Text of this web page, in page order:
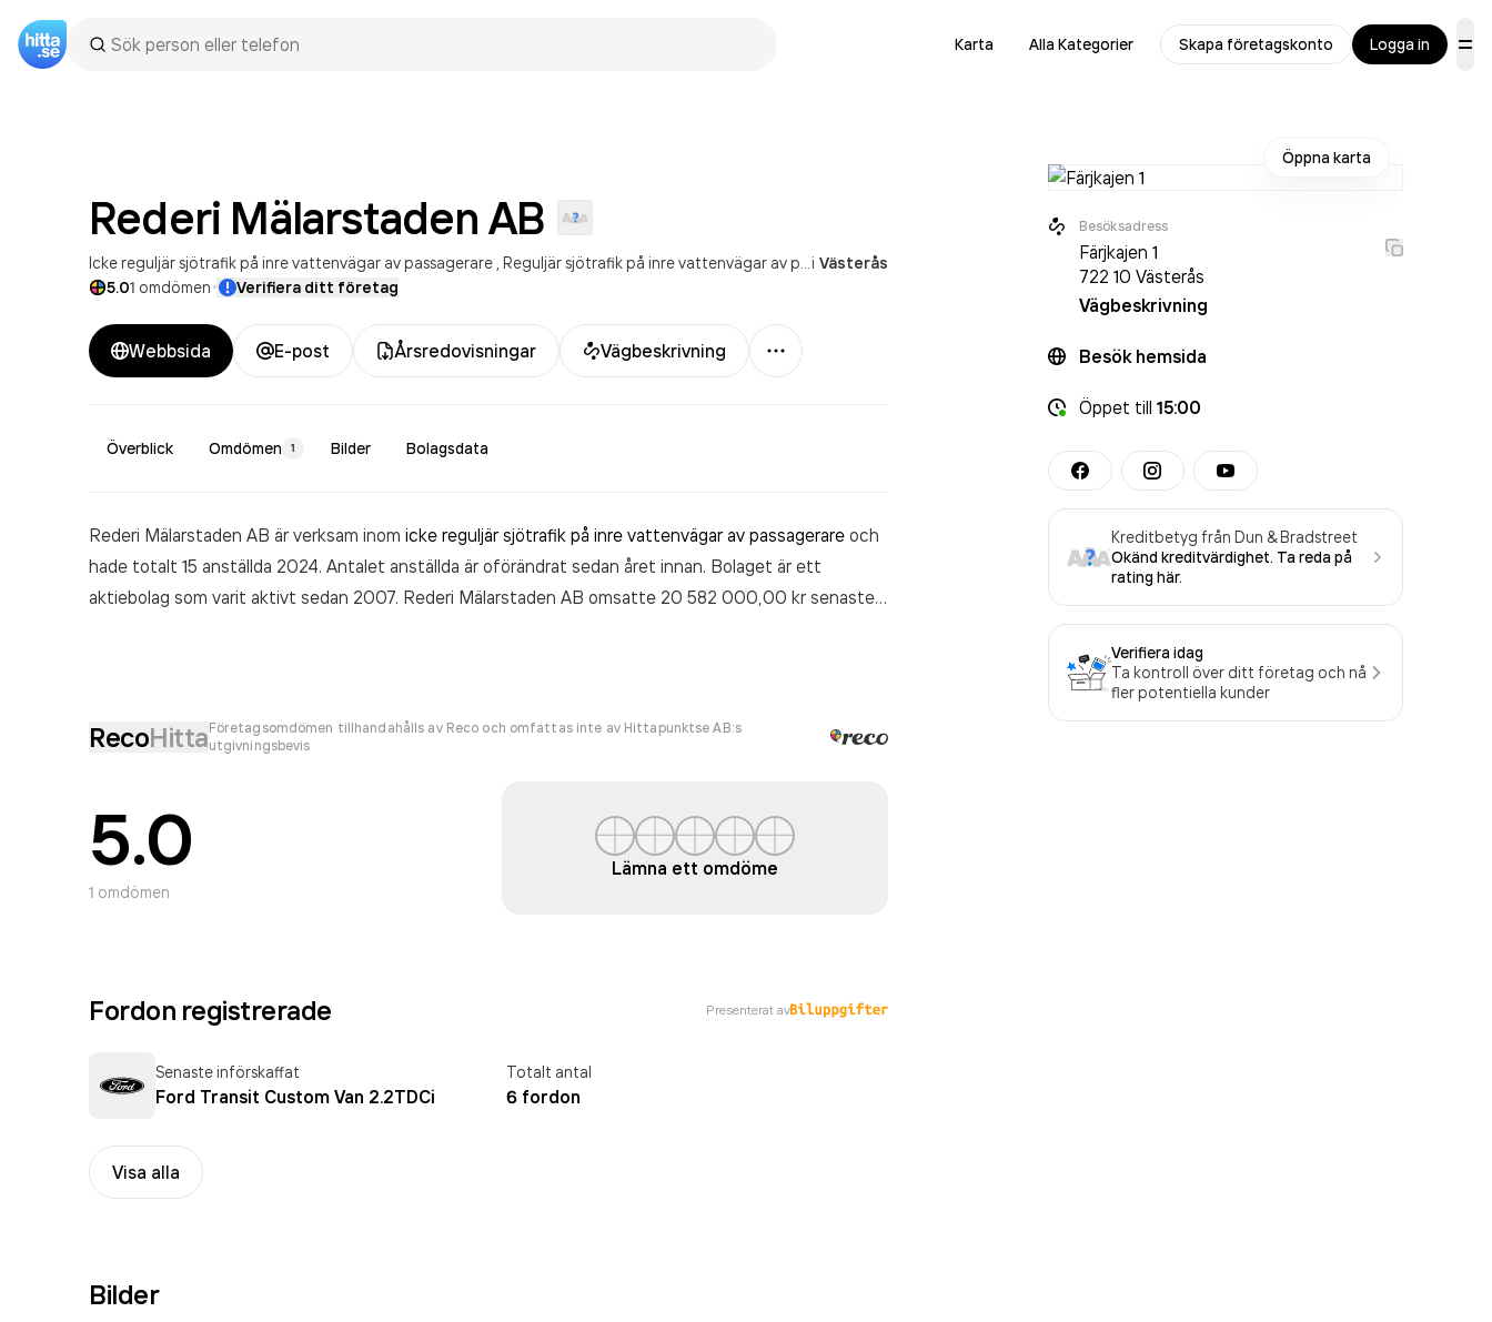
Karta Alla Kategorier Skapa företagskonto Logga in
Rederi Mälarstaden AB
Icke reguljär sjötrafik på inre vattenvägar av passagerare Reguljär sjötrafik på inre vattenvägar av passagerare i Västerås
5.01 omdömen· Verifiera ditt företag
Webbsida E-post Årsredovisningar Vägbeskrivning
Mer
Överblick Omdömen 1 Bilder Bolagsdata
Rederi Mälarstaden AB är verksam inom icke reguljär sjötrafik på inre vattenvägar av passagerare och
hade totalt 15 anställda 2024. Antalet anställda är oförändrat sedan året innan. Bolaget är ett
aktiebolag som varit aktivt sedan 2007. Rederi Mälarstaden AB omsatte 20 582 000,00 krsenaste
RecoHittaFöretagsomdömen tillhandahålls av Reco och omfattas inte av Hittapunktse AB:s
utgivningsbevis
5.0
1 omdömen
Lämna ett omdöme
Fordon registrerade Presenterat av
Senaste införskaffat
Ford Transit Custom Van 2.2TDCi
Totalt antal
6 fordon
Visa alla
Bilder
Öppna karta
Besöksadress
Färjkajen 1
722 10 Västerås
Vägbeskrivning
Besök hemsida
Öppet till 15:00
Kreditbetyg från Dun & Bradstreet
Okänd kreditvärdighet. Ta reda på
rating här.
Verifiera idag
Ta kontroll över ditt företag och nå
fler potentiella kunder